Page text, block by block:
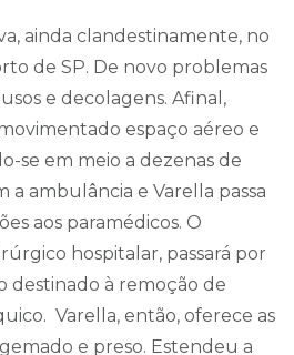
ainda clandestinamente, no
de SP. De novo problemas
e decolagens. Afinal,
espaço aéreo e
se em meio a dezenas de
a ambulância e Varella passa
aos paramédicos. O
hospitalar, passará por
destinado à remoção de
Varella, então, oferece as
e preso. Estendeu a